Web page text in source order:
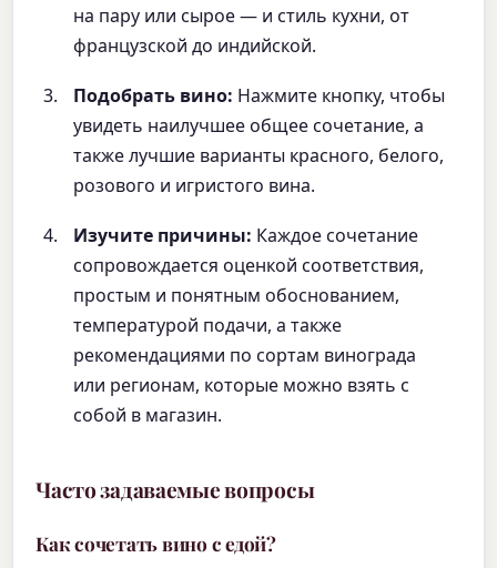
на пару или сырое — и стиль кухни, от
французской до индийской.
Подобрать вино: Нажмите кнопку, чтобы
увидеть наилучшее общее сочетание, а
также лучшие варианты красного, белого,
розового и игристого вина.
Изучите причины: Каждое сочетание
сопровождается оценкой соответствия,
простым и понятным обоснованием,
температурой подачи, а также
рекомендациями по сортам винограда
или регионам, которые можно взять с
собой в магазин.
Часто задаваемые вопросы
Как сочетать вино с едой?